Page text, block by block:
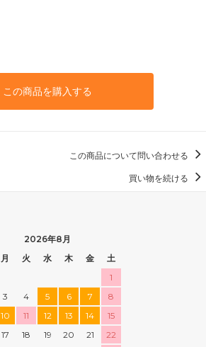
この商品を購入する
この商品について問い合わせる
買い物を続ける
2026年8月
月 火 水 木 金
土
1
3 4 5 6 7
8
10 11 12 13 14
15
17 18 19 20 21
22